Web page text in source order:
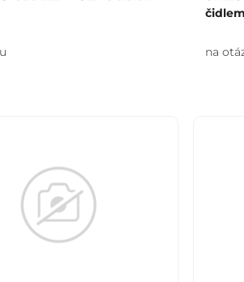
čidlem
na